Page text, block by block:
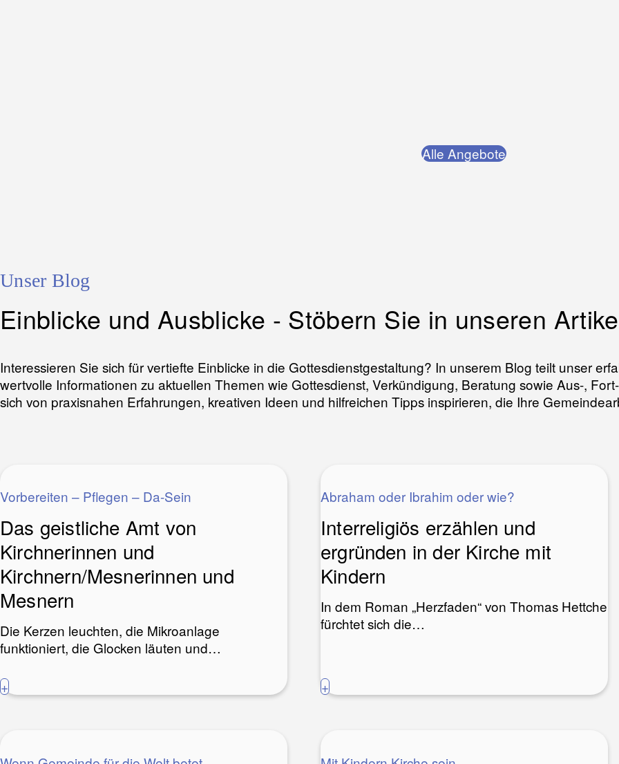
Alle Angebote
Unser Blog
Einblicke und Ausblicke - Stöbern Sie in unseren
Interessieren Sie sich für vertiefte Einblicke in die Gottesdienstgestaltung? In unserem Blog teilt unser
wertvolle Informationen zu aktuellen Themen wie Gottesdienst, Verkündigung, Beratung sowie Aus-,
sich von praxisnahen Erfahrungen, kreativen Ideen und hilfreichen Tipps inspirieren, die Ihre
Vorbereiten – Pflegen – Da-Sein
Das geistliche Amt von
Kirchnerinnen und
Kirchnern/Mesnerinnen und
Mesnern
Die Kerzen leuchten, die Mikroanlage
funktioniert, die Glocken läuten und…
+
Abraham oder Ibrahim oder wie?
Interreligiös erzählen und
ergründen in der Kirche mit
Kindern
In dem Roman „Herzfaden“ von Thomas Hettche
fürchtet sich die…
+